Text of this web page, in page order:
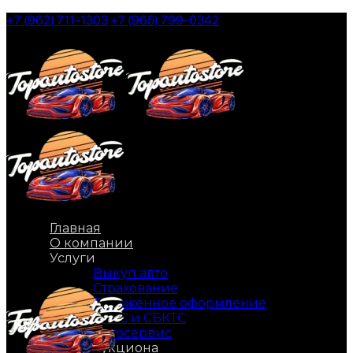
Skip
content
+7 (962) 711-1303+7 (965) 799-0342
Главная
О компании
Услуги
Выкуп авто
Страхование
Таможенное оформление
ЭПТС и СБКТС
Автосервис
Авто с аукциона